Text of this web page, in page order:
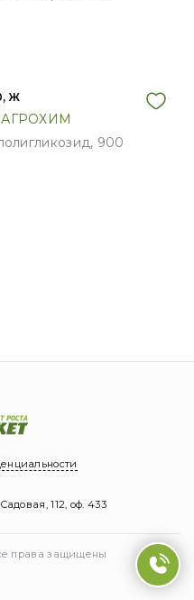
Ж
900
112, оф. 433
права защищены